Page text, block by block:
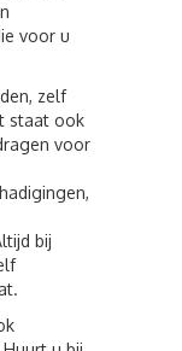
voor u
zelf
staat ook
voor
bij